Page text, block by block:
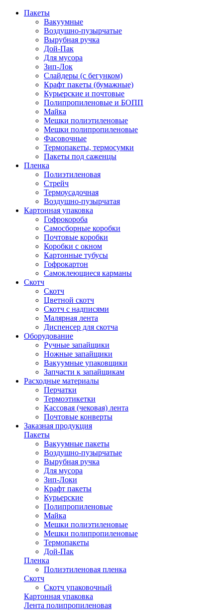
Пакеты
Вакуумные
Воздушно-пузырчатые
Вырубная ручка
Дой-Пак
Для мусора
Зип-Лок
Слайдеры (с бегунком)
Крафт пакеты (бумажные)
Курьерские и почтовые
Полипропиленовые и БОПП
Майка
Мешки полиэтиленовые
Мешки полипропиленовые
Фасовочные
Термопакеты, термосумки
Пакеты под саженцы
Пленка
Полиэтиленовая
Стрейч
Термоусадочная
Воздушно-пузырчатая
Картонная упаковка
Гофрокороба
Самосборные коробки
Почтовые коробки
Коробки с окном
Картонные тубусы
Гофрокартон
Самоклеющиеся карманы
Скотч
Скотч
Цветной скотч
Скотч с надписями
Малярная лента
Диспенсер для скотча
Оборудование
Ручные запайщики
Ножные запайщики
Вакуумные упаковщики
Запчасти к запайщикам
Расходные материалы
Перчатки
Термоэтикетки
Кассовая (чековая) лента
Почтовые конверты
Заказная продукция
Пакеты
Вакуумные пакеты
Воздушно-пузырчатые
Вырубная ручка
Для мусора
Зип-Локи
Крафт пакеты
Курьерские
Полипропиленовые
Майка
Мешки полиэтиленовые
Мешки полипропиленовые
Термопакеты
Дой-Пак
Пленка
Полиэтиленовая пленка
Скотч
Скотч упаковочный
Картонная упаковка
Лента полипропиленовая